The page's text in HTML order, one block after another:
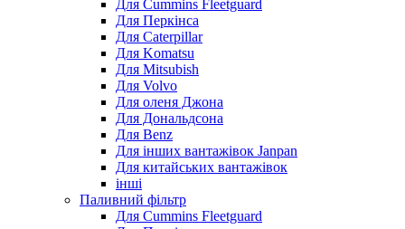
Для Cummins Fleetguard
Для Перкінса
Для Caterpillar
Для Komatsu
Для Mitsubish
Для Volvo
Для оленя Джона
Для Дональдсона
Для Benz
Для інших вантажівок Janpan
Для китайських вантажівок
інші
Паливний фільтр
Для Cummins Fleetguard